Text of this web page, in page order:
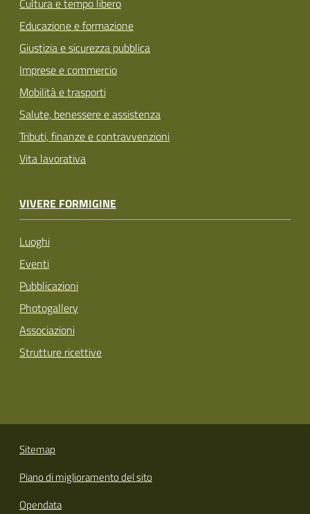
Cultura e tempo libero
Educazione e formazione
Giustizia e sicurezza pubblica
Imprese e commercio
Mobilità e trasporti
Salute, benessere e assistenza
Tributi, finanze e contravvenzioni
Vita lavorativa
VIVERE FORMIGINE
Luoghi
Eventi
Pubblicazioni
Photogallery
Associazioni
Strutture ricettive
Sitemap
Piano di miglioramento del sito
Opendata